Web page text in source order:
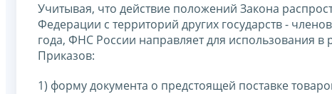
Учитывая, что действие положений Закона
Федерации с территорий других государств -
года, ФНС России направляет для использования
Приказов:
1) форму документа о предстоящей поставке